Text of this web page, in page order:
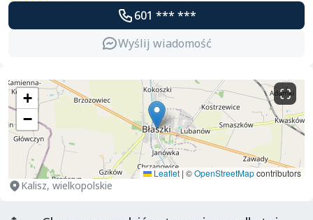
601 *** ***
Wyślij wiadomość
+
−
Leaflet | ©OpenStreetMapcontributors
Kalisz, wielkopolskie